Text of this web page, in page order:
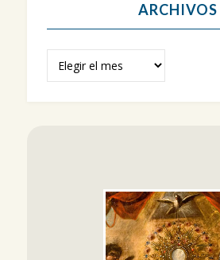
ARCHIVOS